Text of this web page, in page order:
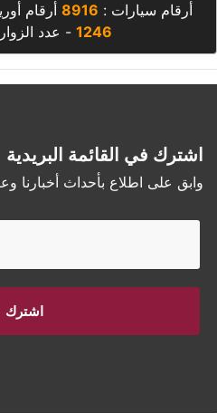
أرقام سيارات : 8916 أرقام
1246 - عدد
اشترك في القائمة البريدية
وابق على اطلاع بأحداث أخبارنا
اشترك